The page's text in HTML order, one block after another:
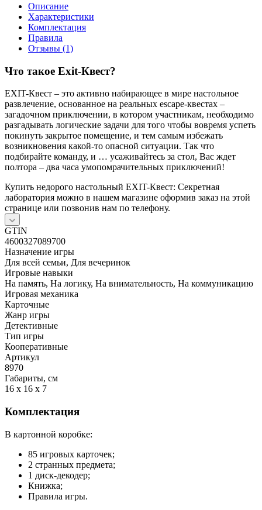
Описание
Характеристики
Комплектация
Правила
Отзывы (1)
Что такое Exit-Квест?
EXIT-Квест – это активно набирающее в мире настольное
развлечение, основанное на реальных escape-квестах –
загадочном приключении, в котором участникам, необходимо
разгадывать логические задачи для того чтобы вовремя успеть
покинуть закрытое помещение, и тем самым избежать
возникновения какой-то опасной ситуации. Так что
подбирайте команду, и … усаживайтесь за стол, Вас ждет
полтора – два часа умопомрачительных приключений!
Купить недорого настольный EXIT-Квест: Секретная
лаборатория можно в нашем магазине оформив заказ на этой
странице или позвонив нам по телефону.
GTIN
4600327089700
Назначение игры
Для всей семьи, Для вечеринок
Игровые навыки
На память, На логику, На внимательность, На коммуникацию
Игровая механика
Карточные
Жанр игры
Детективные
Тип игры
Кооперативные
Артикул
8970
Габариты, см
16 x 16 x 7
Комплектация
В картонной коробке:
85 игровых карточек;
2 странных предмета;
1 диск-декодер;
Книжка;
Правила игры.